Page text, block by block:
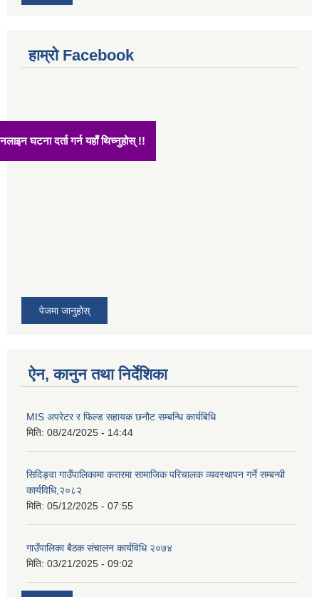
हाम्रो Facebook
पेजमा जानुहोस्
ऐन, कानुन तथा निर्देशिका
MIS अपरेटर र फिल्ड सहायक छनौट सम्बन्धि कार्यबिधि
मिति: 08/24/2025 - 14:44
सिदिङ्वा गाउँपालिकामा करारमा सामाजिक परिचालक व्यवस्थापन गर्ने सम्बन्धी
कार्यविधि,२०८२
मिति: 05/12/2025 - 07:55
गाउँपालिका बैठक संचालन कार्यविधि २०७४
मिति: 03/21/2025 - 09:02
अनलाइन घटना दर्ता गर्न यहाँ थिच्नुहोस् !!